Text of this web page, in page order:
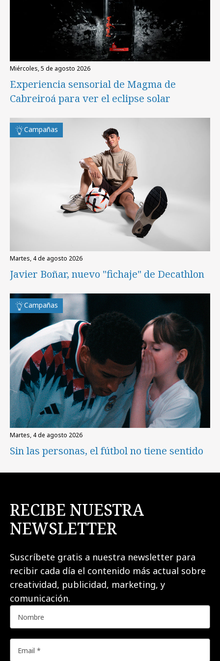
miércoles, 5 de agosto 2026
Experiencia sensorial de Magma de
Cabreiroá para ver el eclipse solar
Campañas
martes, 4 de agosto 2026
Javier Boñar, nuevo "fichaje" de Decathlon
Campañas
martes, 4 de agosto 2026
Sin las personas, el fútbol no tiene sentido
RECIBE NUESTRA
NEWSLETTER
Suscríbete gratis a nuestra newsletter para
recibir cada día el contenido más actual sobre
creatividad, publicidad, marketing, y
comunicación.